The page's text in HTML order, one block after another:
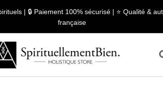
| 🔒 Paiement 100% sécurisé | ⭐ Qualité
française